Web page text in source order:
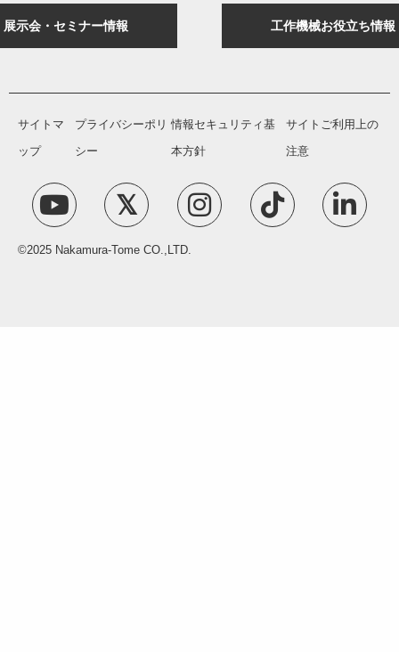
展示会・セミナー情報 工作機械お役立ち情報
サイトマ
ップ
プライバシーポリ
シー
情報セキュリティ基
本方針
サイトご利用上の
注意
©2025 Nakamura-Tome CO.,LTD.